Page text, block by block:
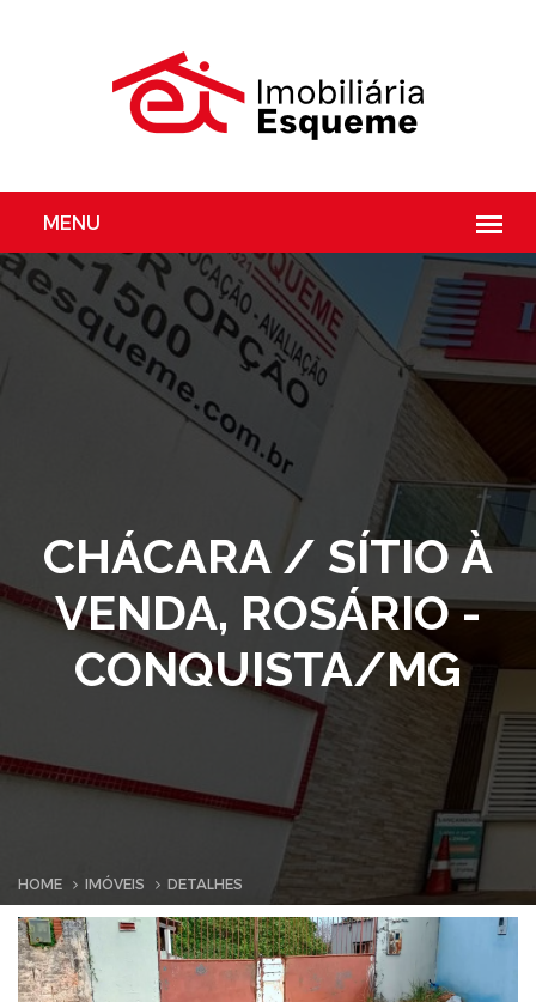
CHÁCARA / SÍTIO À
VENDA, ROSÁRIO -
CONQUISTA/MG
HOME IMÓVEIS DETALHES